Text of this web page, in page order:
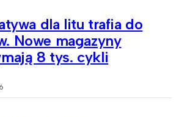
dla litu trafia do
Nowe magazyny
8 tys. cykli